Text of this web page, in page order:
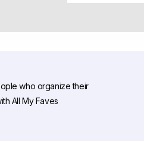
who organize their
All My Faves